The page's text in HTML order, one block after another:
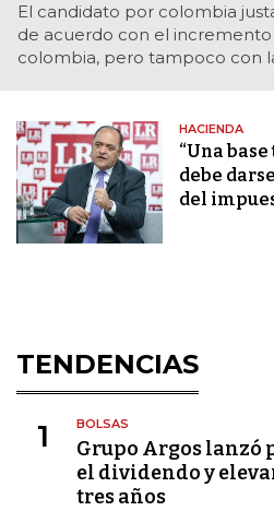
El candidato por colombia
de acuerdo con el
colombia, pero tampoco con
HACIENDA
“Una
debe
del
TENDENCIAS
1 BOLSAS
Grupo Argos lanzó
el dividendo y
tres años